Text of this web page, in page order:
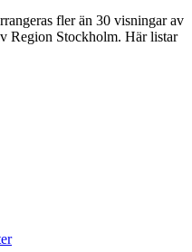
fler än 30 visningar av
Region Stockholm. Här listar